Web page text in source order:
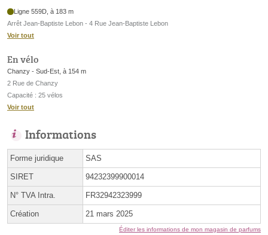
Ligne 559D, à 183 m
Arrêt Jean-Baptiste Lebon - 4 Rue Jean-Baptiste Lebon
Voir tout
En vélo
Chanzy - Sud-Est, à 154 m
2 Rue de Chanzy
Capacité : 25 vélos
Voir tout
Informations
Forme juridique SAS
SIRET 94232399900014
N° TVA Intra. FR32942323999
Création 21 mars 2025
Éditer les informations de mon magasin de parfums